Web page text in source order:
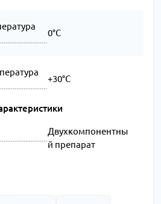
0°C
+30°C
Двухкомпонентны
й препарат